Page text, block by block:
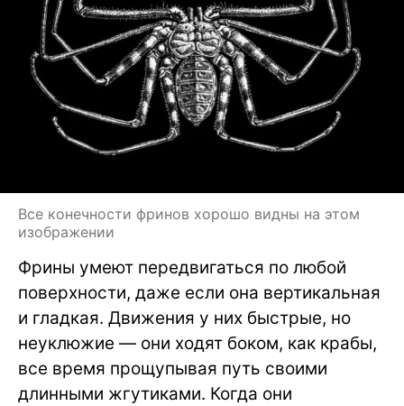
Все конечности фринов хорошо видны на этом
изображении
Фрины умеют передвигаться по любой
поверхности, даже если она вертикальная
и гладкая. Движения у них быстрые, но
неуклюжие — они ходят боком, как крабы,
все время прощупывая путь своими
длинными жгутиками. Когда они